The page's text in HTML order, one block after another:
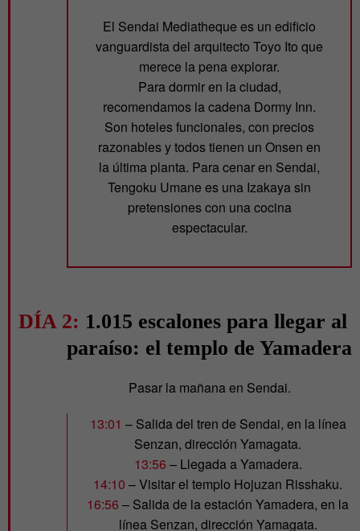
El Sendai Mediatheque es un edificio
vanguardista del arquitecto Toyo Ito que
merece la pena explorar.
Para dormir en la ciudad,
recomendamos la cadena Dormy Inn.
Son hoteles funcionales, con precios
razonables y todos tienen un Onsen en
la última planta. Para cenar en Sendai,
Tengoku Umane es una Izakaya sin
pretensiones con una cocina
espectacular.
DÍA 2: 1.015 escalones para llegar al
paraíso: el templo de Yamadera
Pasar la mañana en Sendai.
13:01 – Salida del tren de Sendai, en la línea
Senzan, dirección Yamagata.
13:56 – Llegada a Yamadera.
14:10 – Visitar el templo Hojuzan Risshaku.
16:56 – Salida de la estación Yamadera, en la
línea Senzan, dirección Yamagata.